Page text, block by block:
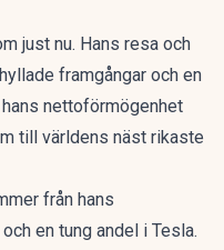
just nu. Hans resa och
framgångar och en
nettoförmögenhet
till världens näst rikaste
från hans
en tung andel i Tesla.